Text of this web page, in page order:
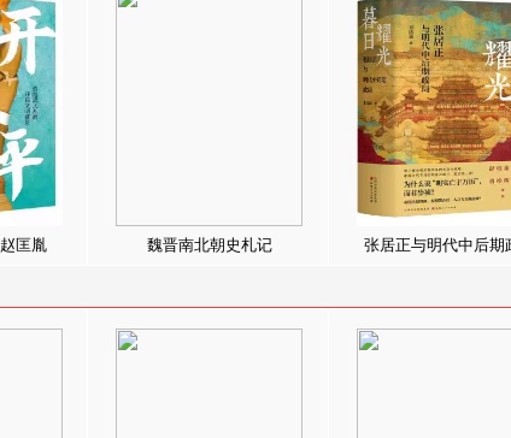
匡胤 魏晋南北朝史札记 张居正与明代中后期